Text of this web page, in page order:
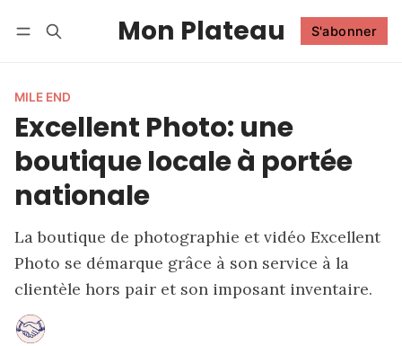
Mon Plateau S'abonner
MILE END
Excellent Photo: une
boutique locale à portée
nationale
La boutique de photographie et vidéo Excellent
Photo se démarque grâce à son service à la
clientèle hors pair et son imposant inventaire.